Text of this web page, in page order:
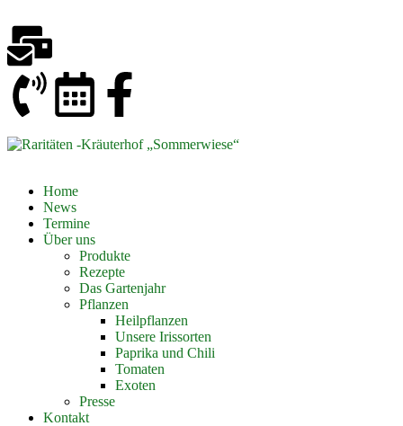
Home
News
Termine
Über uns
Produkte
Rezepte
Das Gartenjahr
Pflanzen
Heilpflanzen
Unsere Irissorten
Paprika und Chili
Tomaten
Exoten
Presse
Kontakt